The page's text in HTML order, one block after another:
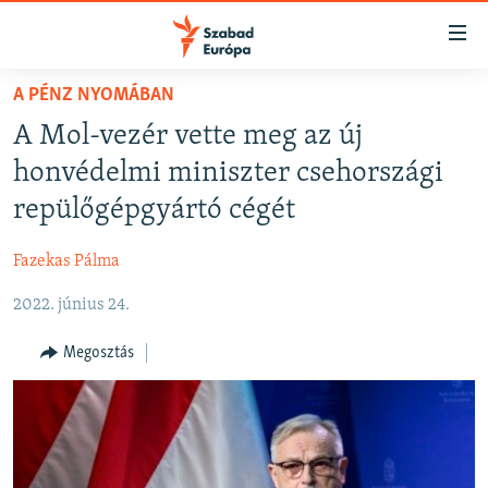
Akadálymentes
Ugrás
fő
oldalra
tartalomjegyzékre
NAPIRENDEN
AKTUÁLIS
PODCASTOK
ELEMZŐ
NER15
SZABADON
TÁRSADALOM
DEMOKRÁCIA
A PÉNZ NYOMÁBAN
A PÉNZ NYOMÁBAN
A Mol-vezér vette meg az új
honvédelmi miniszter csehországi
repülőgépgyártó cégét
Fazekas Pálma
2022. június 24.
Megosztás
FELIRATKOZÁS